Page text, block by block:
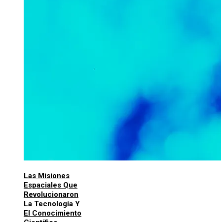
Las Misiones
Espaciales Que
Revolucionaron
La Tecnología Y
El Conocimiento